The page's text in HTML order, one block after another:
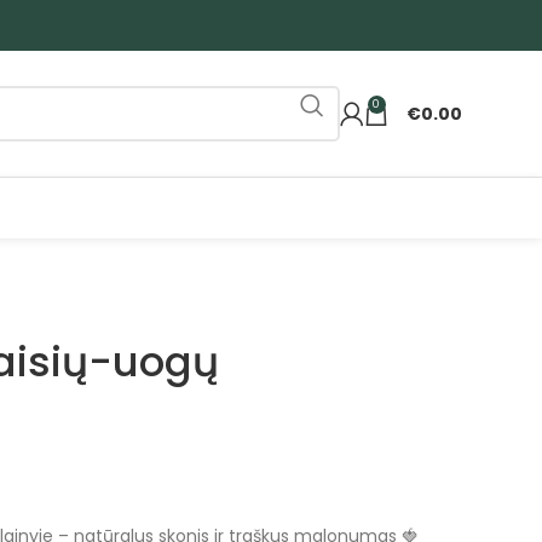
0 €0.00
uogų
– natūralus skonis ir traškus malonumas 🍓